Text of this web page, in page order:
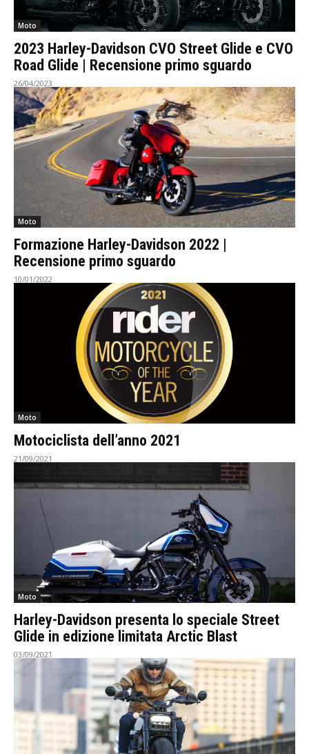
Moto
2023 Harley-Davidson CVO Street Glide e CVO
Road Glide | Recensione primo sguardo
26/04/2023
Moto
Formazione Harley-Davidson 2022 |
Recensione primo sguardo
10/01/2022
Moto
Motociclista dell’anno 2021
21/09/2021
Moto
Harley-Davidson presenta lo speciale Street
Glide in edizione limitata Arctic Blast
03/09/2021